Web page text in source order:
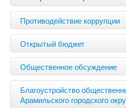
Противодействие коррупции
Открытый бюджет
Общественное обсуждение
Благоустройство
Арамильского городского